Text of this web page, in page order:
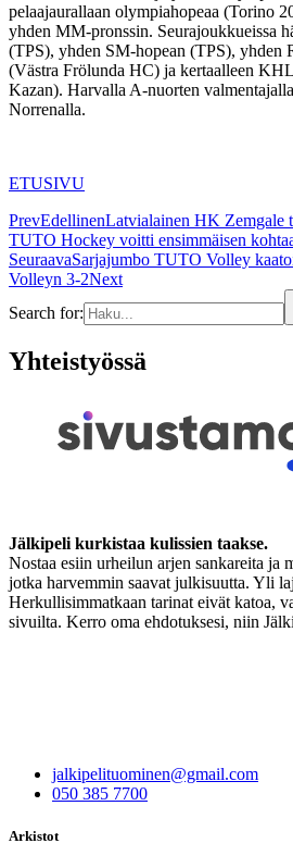
pelaajaurallaan olympiahopeaa (Torino
yhden MM-pronssin. Seurajoukkueissa
(TPS), yhden SM-hopean (TPS), yhden
(Västra Frölunda HC) ja kertaalleen
Kazan). Harvalla A-nuorten
Norrenalla.
ETUSIVU
PrevEdellinenLatvialainen HK Zemgale
TUTO Hockey voitti ensimmäisen
SeuraavaSarjajumbo TUTO Volley
Volleyn 3-2Next
Search for:
Yhteistyössä
Jälkipeli kurkistaa kulissien taakse.
Nostaa esiin urheilun arjen sankareita ja
jotka harvemmin saavat julkisuutta. Yli
Herkullisimmatkaan tarinat eivät katoa,
sivuilta. Kerro oma ehdotuksesi, niin
jalkipelituominen@gmail.com
050 385 7700
Arkistot